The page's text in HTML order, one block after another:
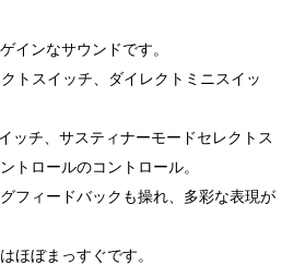
インなサウンドです。
トスイッチ、ダイレクトミニスイッ
ッチ、サスティナーモードセレクトス
トロールのコントロール。
フィードバックも操れ、多彩な表現が
ほぼまっすぐです。